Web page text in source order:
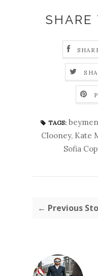
SHARE
TAGS: beymen
Clooney, Kate
Sofia
← Previous